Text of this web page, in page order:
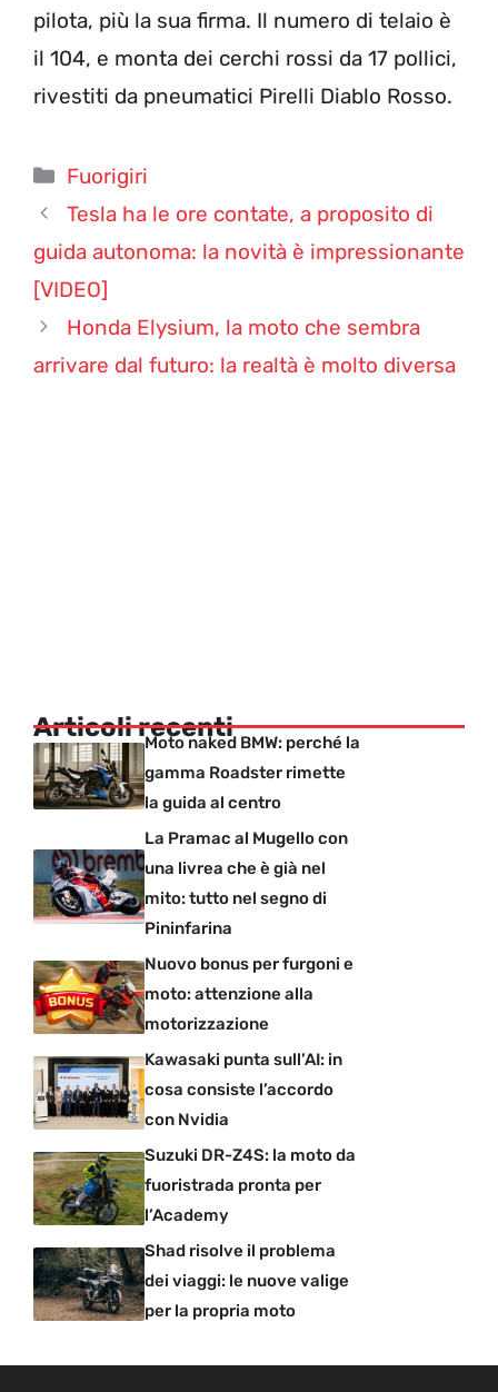
pilota, più la sua firma. Il numero di telaio è
il 104, e monta dei cerchi rossi da 17 pollici,
rivestiti da pneumatici Pirelli Diablo Rosso.
Categorie
Fuorigiri
Tesla ha le ore contate, a proposito di
guida autonoma: la novità è impressionante
[VIDEO]
Honda Elysium, la moto che sembra
arrivare dal futuro: la realtà è molto diversa
Articoli recentiMoto naked BMW: perché la
gamma Roadster rimette
la guida al centro
La Pramac al Mugello con
una livrea che è già nel
mito: tutto nel segno di
Pininfarina
Nuovo bonus per furgoni e
moto: attenzione alla
motorizzazione
Kawasaki punta sull’AI: in
cosa consiste l’accordo
con Nvidia
Suzuki DR-Z4S: la moto da
fuoristrada pronta per
l’Academy
Shad risolve il problema
dei viaggi: le nuove valige
per la propria moto